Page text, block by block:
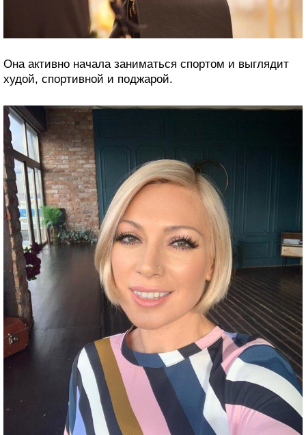
Она активно начала заниматься спортом и выглядит
худой, спортивной и поджарой.